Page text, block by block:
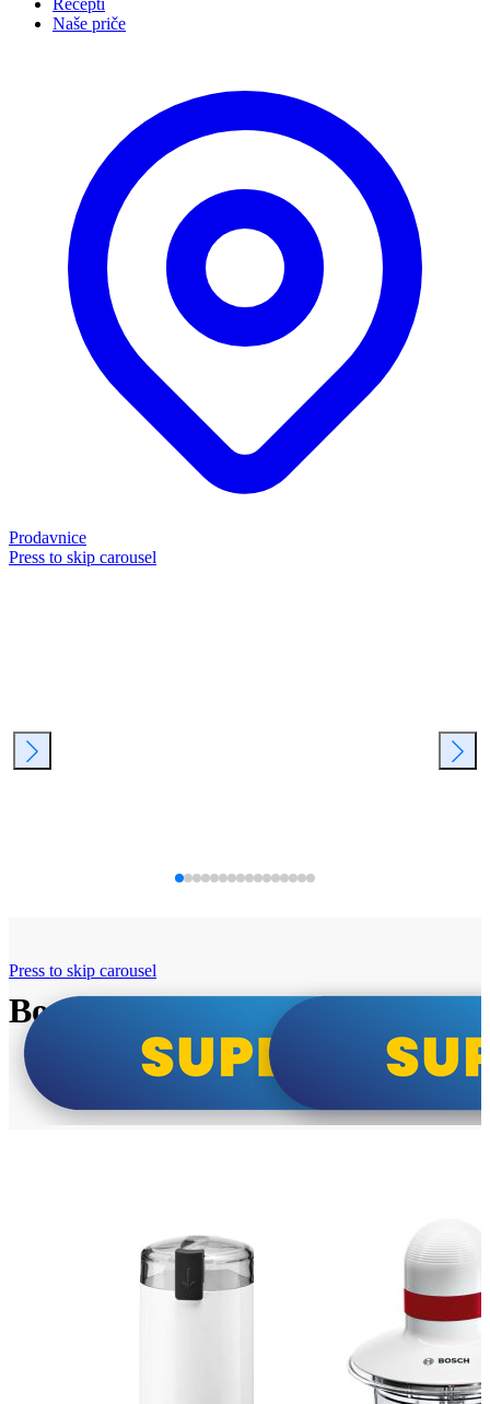
Recepti
Naše priče
Prodavnice
Press to skip carousel
Bosch super cene
Press to skip carousel